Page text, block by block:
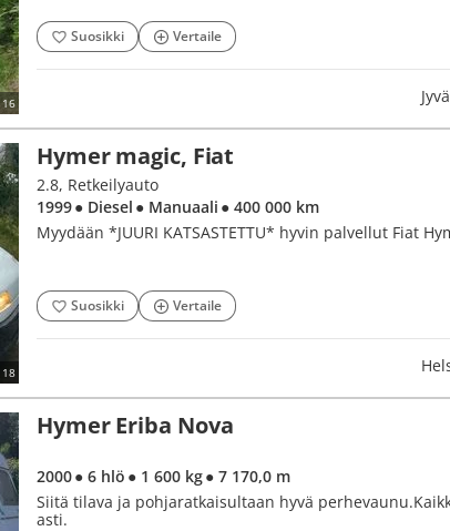
16
Suosikki Vertaile
18
Hymer magic, Fiat
2.8, Retkeilyauto
1999● Diesel ● Manuaali ● 400 000 km
Myydään *JUURI KATSASTETTU* hyvin palvellut Fiat
Suosikki Vertaile
Hymer Eriba Nova
2000● 6 hlö ● 1 600 kg● 7 170,0 m
Siitä tilava ja pohjaratkaisultaan hyvä
asti.